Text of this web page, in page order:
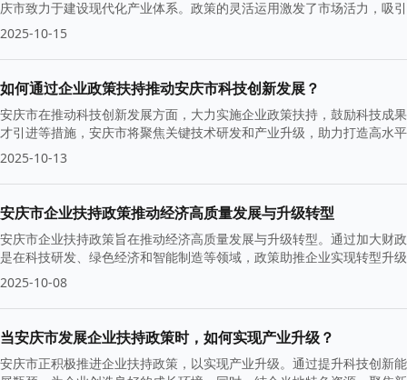
庆市致力于建设现代化产业体系。政策的灵活运用激发了市场活力，吸
2025-10-15
如何通过企业政策扶持推动安庆市科技创新发展？
安庆市在推动科技创新发展方面，大力实施企业政策扶持，鼓励科技成
才引进等措施，安庆市将聚焦关键技术研发和产业升级，助力打造高水
2025-10-13
安庆市企业扶持政策推动经济高质量发展与升级转型
安庆市企业扶持政策旨在推动经济高质量发展与升级转型。通过加大财
是在科技研发、绿色经济和智能制造等领域，政策助推企业实现转型升
2025-10-08
当安庆市发展企业扶持政策时，如何实现产业升级？
安庆市正积极推进企业扶持政策，以实现产业升级。通过提升科技创新